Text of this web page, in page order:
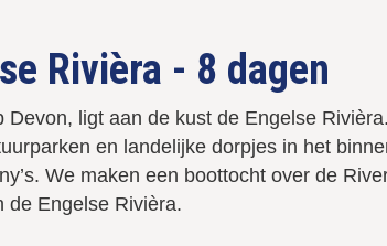
Rivièra - 8 dagen
Devon, ligt aan de kust de Engelse
en landelijke dorpjes in het
We maken een boottocht over de
de Engelse Rivièra.